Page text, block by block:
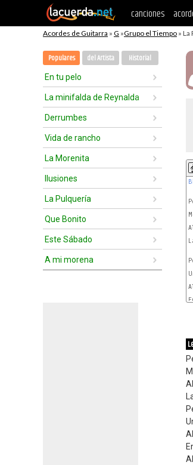
canciones
Acordes de Guitarra » G »Grupo el Tiempo » La
Populares del Artista Historial
En tu pelo
La minifalda de Reynalda
Derrumbes
Vida de rancho
La Morenita
Ilusiones
La Pulquería
Que Bonito
Este Sábado
A mi morena